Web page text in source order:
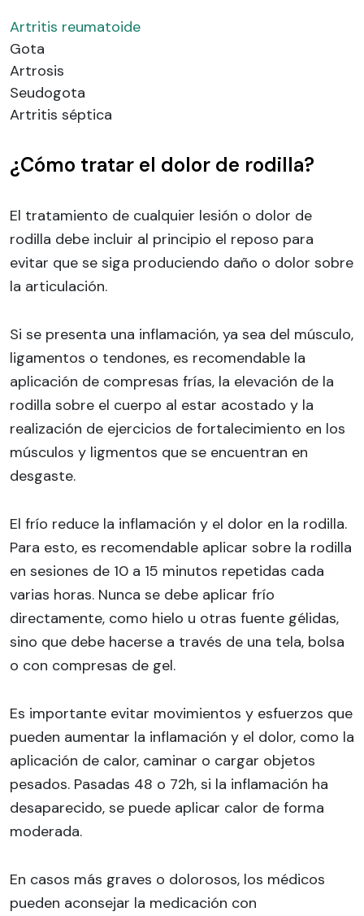
Artritis reumatoide
Gota
Artrosis
Seudogota
Artritis séptica
¿Cómo tratar el dolor de rodilla?
El tratamiento de cualquier lesión o dolor de
rodilla debe incluir al principio el reposo para
evitar que se siga produciendo daño o dolor sobre
la articulación.
Si se presenta una inflamación, ya sea del músculo,
ligamentos o tendones, es recomendable la
aplicación de compresas frías, la elevación de la
rodilla sobre el cuerpo al estar acostado y la
realización de ejercicios de fortalecimiento en los
músculos y ligmentos que se encuentran en
desgaste.
El frío reduce la inflamación y el dolor en la rodilla.
Para esto, es recomendable aplicar sobre la rodilla
en sesiones de 10 a 15 minutos repetidas cada
varias horas. Nunca se debe aplicar frío
directamente, como hielo u otras fuente gélidas,
sino que debe hacerse a través de una tela, bolsa
o con compresas de gel.
Es importante evitar movimientos y esfuerzos que
pueden aumentar la inflamación y el dolor, como la
aplicación de calor, caminar o cargar objetos
pesados. Pasadas 48 o 72h, si la inflamación ha
desaparecido, se puede aplicar calor de forma
moderada.
En casos más graves o dolorosos, los médicos
pueden aconsejar la medicación con